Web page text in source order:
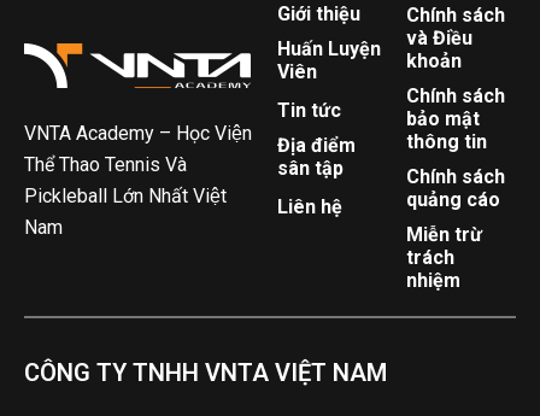
VNTA Academy – Học Viện
Thể Thao Tennis Và
Pickleball Lớn Nhất Việt
Nam
Giới thiệu
Huấn Luyện
Viên
Tin tức
Địa điểm
sân tập
Liên hệ
Chính sách
và Điều
khoản
Chính sách
bảo mật
thông tin
Chính sách
quảng cáo
Miễn trừ
trách
nhiệm
CÔNG TY TNHH VNTA VIỆT NAM